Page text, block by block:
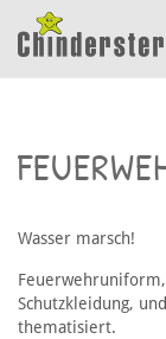
Wasser marsch!
Schutzkleidung,
thematisiert.